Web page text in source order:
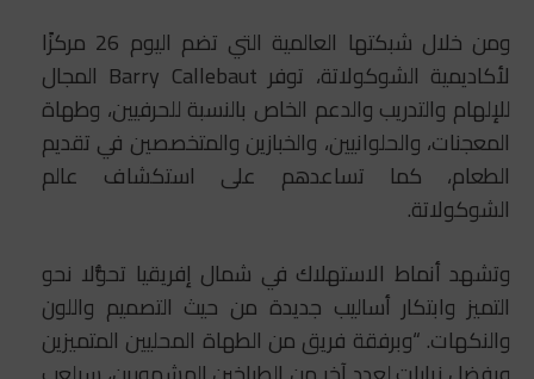
ومن خلال شبكتها العالمية التي تضم اليوم 26 مركزًا
لأكاديمية الشوكولاتة، توفر Barry Callebaut المجال
للإلهام والتدريب والدعم الخاص بالنسبة للحرفيين، وطهاة
المعجنات، والحلوانيين، والخبازين والمتخصصين في تقديم
الطعام، كما تساعدهم على استكشاف عالم
الشوكولاتة.
وتشهد أنماط الاستهلاك في شمال إفريقيا تحوُّلا نحو
التميز وابتكار أساليب جديدة من حيث التصميم واللون
والنكهات. “وبرفقة فريق من الطهاة المحليين المتميزين